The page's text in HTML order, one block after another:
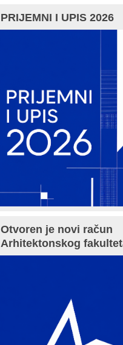
PRIJEMNI I UPIS 2026
Otvoren je novi račun
Arhitektonskog